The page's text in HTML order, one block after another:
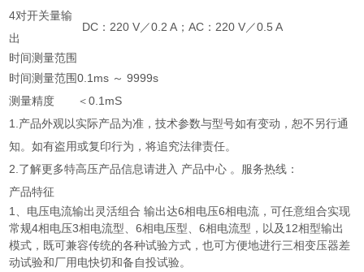
4对开关量输
出
DC：220 V／0.2 A；AC：220 V／0.5 A
时间测量范围
时间测量范围0.1ms ～ 9999s
测量精度
＜0.1mS
1.产品外观以实际产品为准，技术参数与型号如有变动，恕不另行通
知。如有盗用或复印行为，将追究法律责任。
2.了解更多特高压产品信息请进入 产品中心 。服务热线：
产品特征
1、电压电流输出灵活组合 输出达6相电压6相电流，可任意组合实现
常规4相电压3相电流型、6相电压型、6相电流型，以及12相型输出
模式，既可兼容传统的各种试验方式，也可方便地进行三相变压器差
动试验和厂用电快切和备自投试验。